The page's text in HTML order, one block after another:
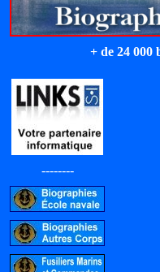
+ de 24 000
--------